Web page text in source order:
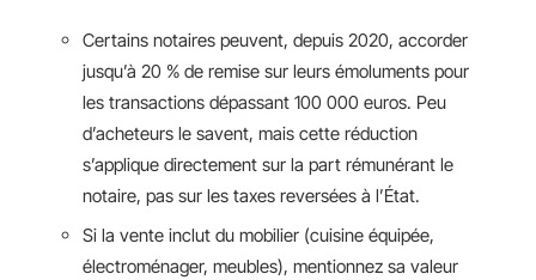
Certains notaires peuvent, depuis 2020, accorder
jusqu’à 20 % de remise sur leurs émoluments pour
les transactions dépassant 100 000 euros. Peu
d’acheteurs le savent, mais cette réduction
s’applique directement sur la part rémunérant le
notaire, pas sur les taxes reversées à l’État.
Si la vente inclut du mobilier (cuisine équipée,
électroménager, meubles), mentionnez sa valeur